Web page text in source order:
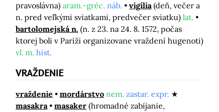
pravoslávna) aram.-gréc. náb. vigília (deň, večer a
n. pred veľkými sviatkami, predvečer sviatku) lat.
bartolomejská n. (n. z 23. na 24. 8. 1572, počas
ktorej boli v Paríži organizovane vraždení hugenoti)
vl. m. hist.
VRAŽDENIE
vraždenie mordárstvo nem. zastar. expr.
masakra
masaker (hromadné zabíjanie,